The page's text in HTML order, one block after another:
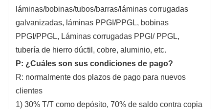
láminas/bobinas/tubos/barras/láminas corrugadas
galvanizadas, láminas PPGI/PPGL, bobinas
PPGI/PPGL, Láminas corrugadas PPGI/ PPGL,
tubería de hierro dúctil, cobre, aluminio, etc.
P: ¿Cuáles son sus condiciones de pago?
R: normalmente dos plazos de pago para nuevos
clientes
1) 30% T/T como depósito, 70% de saldo contra copia